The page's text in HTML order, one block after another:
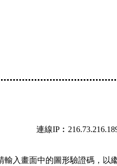
連線
輸入畫面中的圖形驗證碼，以